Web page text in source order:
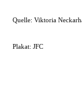
Quelle: Viktoria
Plakat: JFC